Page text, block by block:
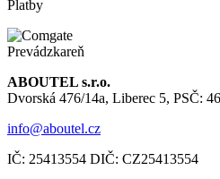
Platby
Prevádzkareň
ABOUTEL s.r.o.
Dvorská 476/14a, Liberec 5, PSČ:
info@aboutel.cz
IČ: 25413554 DIČ: CZ25413554